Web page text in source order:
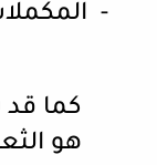
-
كما
هو